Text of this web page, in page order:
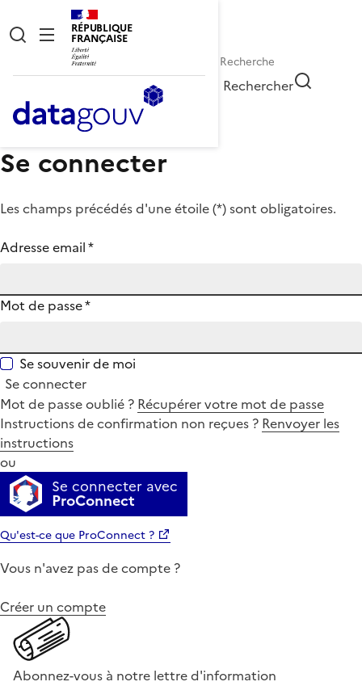
RÉPUBLIQUE
FRANÇAISE
Rechercher
Se connecter
Les champs précédés d'une étoile (*) sont obligatoires.
Adresse email*
Mot de passe*
Se souvenir de moi
Se connecter
Mot de passe oublié ? Récupérer votre mot de passe
Instructions de confirmation non reçues ? Renvoyer les
instructions
ou
Se connecter avec
ProConnect
Qu'est-ce que ProConnect ?
Vous n'avez pas de compte ?
Créer un compte
Abonnez-vous à notre lettre d'information